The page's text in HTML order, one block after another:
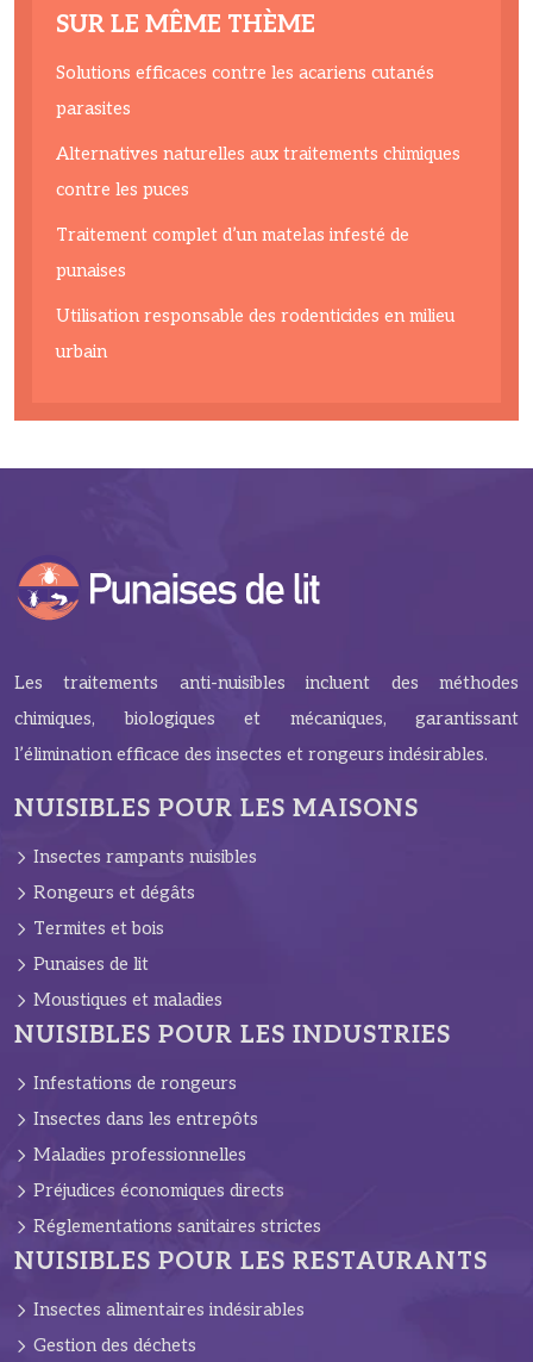
SUR LE MÊME THÈME
Solutions efficaces contre les acariens cutanés
parasites
Alternatives naturelles aux traitements chimiques
contre les puces
Traitement complet d’un matelas infesté de
punaises
Utilisation responsable des rodenticides en milieu
urbain
Les traitements anti-nuisibles incluent des méthodes
chimiques, biologiques et mécaniques, garantissant
l’élimination efficace des insectes et rongeurs indésirables.
NUISIBLES POUR LES MAISONS
Insectes rampants nuisibles
Rongeurs et dégâts
Termites et bois
Punaises de lit
Moustiques et maladies
NUISIBLES POUR LES INDUSTRIES
Infestations de rongeurs
Insectes dans les entrepôts
Maladies professionnelles
Préjudices économiques directs
Réglementations sanitaires strictes
NUISIBLES POUR LES RESTAURANTS
Insectes alimentaires indésirables
Gestion des déchets